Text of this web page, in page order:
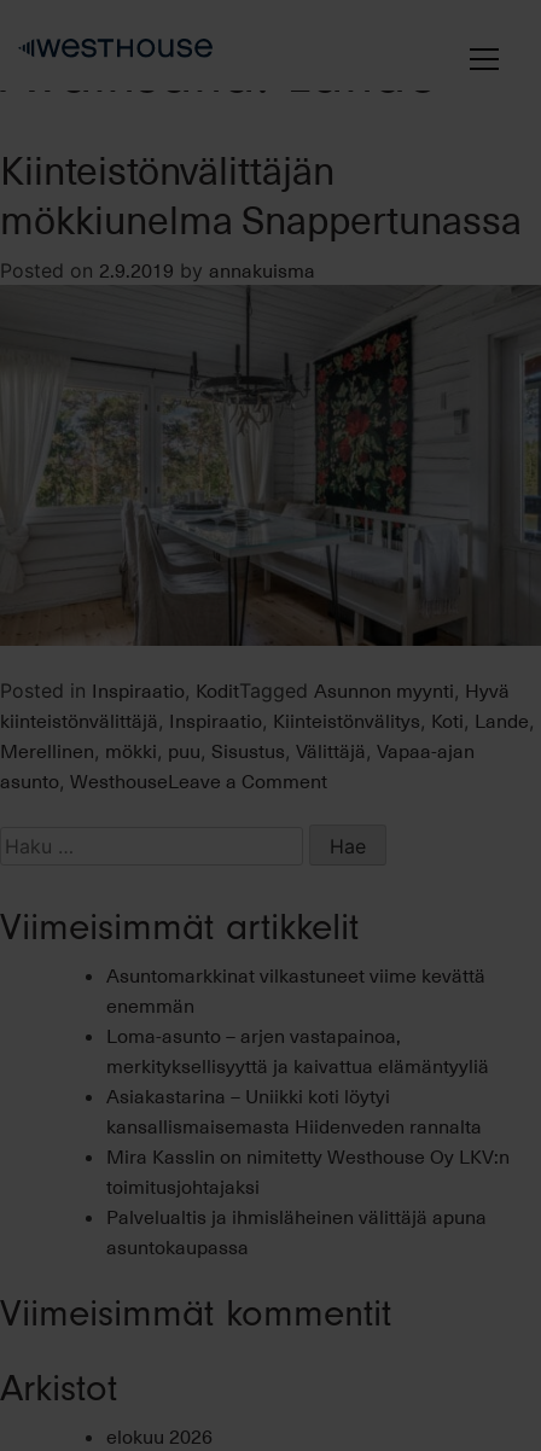
Avainsana: Lande
Kiinteistönvälittäjän
mökkiunelma Snappertunassa
Posted on 2.9.2019 by annakuisma
Posted in Inspiraatio, KoditTagged Asunnon myynti, Hyvä
kiinteistönvälittäjä , Inspiraatio, Kiinteistönvälitys, Koti, Lande,
Merellinen, mökki, puu, Sisustus, Välittäjä , Vapaa-ajan
asunto, WesthouseLeave a Commenton
mökkiunelma
Haku:
Viimeisimmät artikkelit
Asuntomarkkinat vilkastuneet viime kevättä
enemmän
Loma-asunto – arjen vastapainoa,
merkityksellisyyttä ja kaivattua elämäntyyliä
Asiakastarina – Uniikki koti löytyi
kansallismaisemasta Hiidenveden rannalta
Mira Kasslin on nimitetty Westhouse Oy LKV:n
toimitusjohtajaksi
Palvelualtis ja ihmisläheinen välittäjä apuna
asuntokaupassa
Viimeisimmät kommentit
Arkistot
elokuu 2026